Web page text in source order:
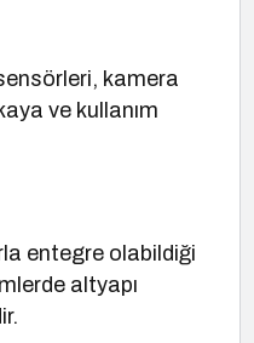
kamera
ve kullanım
entegre olabildiği
altyapı